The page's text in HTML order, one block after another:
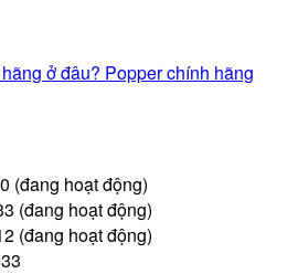
ở đâu? Popper chính hãng
(đang hoạt động)
(đang hoạt động)
(đang hoạt động)